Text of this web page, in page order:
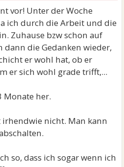
vor! Unter der Woche
ich durch die Arbeit und die
Zuhause bzw schon auf
die Gedanken wieder,
er wohl hat, ob er
er sich wohl grade trifft,...
Monate her.
irhendwie nicht. Man kann
so, dass ich sogar wenn ich